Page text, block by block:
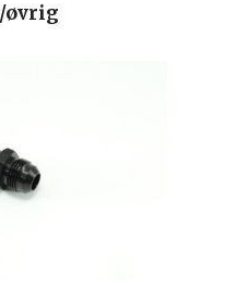
øvrig